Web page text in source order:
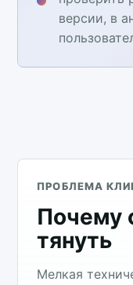
версии, в
ПРОБЛЕМА
Почему
тянуть
Мелкая